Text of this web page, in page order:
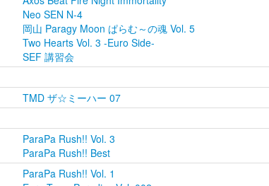
Neo SEN N-4
岡山 Paragy Moon ぱらむ～の魂 Vol. 5
Two Hearts Vol. 3 -Euro Side-
SEF 講習会
TMD ザ☆ミーハー 07
ParaPa Rush!! Vol. 3
ParaPa Rush!! Best
ParaPa Rush!! Vol. 1